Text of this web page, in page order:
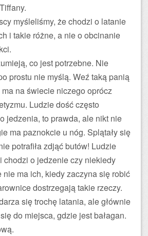
myśleliśmy, że chodzi o latanie
i takie różne, a nie o obcinanie
co jest potrzebne. Nie
prostu nie myślą. Weź taką panią
na świecie niczego oprócz
Ludzie dość często
jedzenia, to prawda, ale nikt nie
ma paznokcie u nóg. Splątały się
potrafiła zdjąć butów! Ludzie
chodzi o jedzenie czy niekiedy
nie ma ich, kiedy zaczyna się robić
dostrzegają takie rzeczy.
się trochę latania, ale głównie
do miejsca, gdzie jest bałagan.